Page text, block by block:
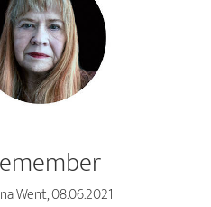
Went, 08.06.2021